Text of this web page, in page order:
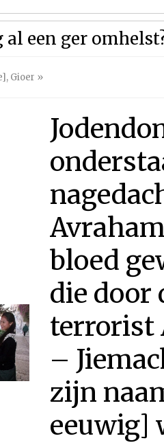
al een ger
, Gioer »
bloed
die door
terrorist
–
zijn
eeuwig]